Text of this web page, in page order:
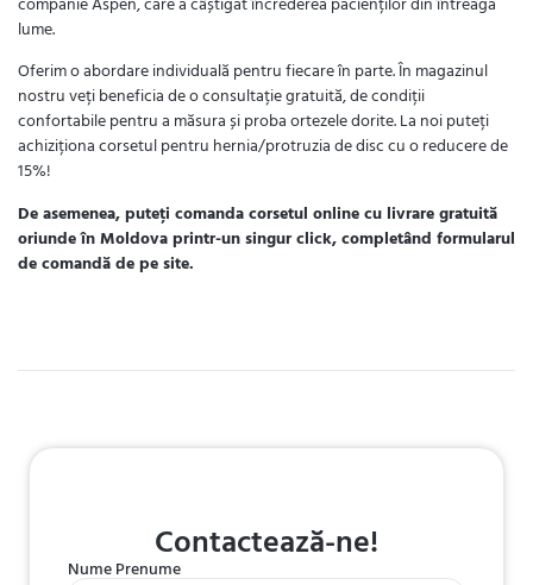
lume.
Oferim o abordare individuală pentru fiecare în parte. În magazinul
nostru veți beneficia de o consultație gratuită, de condiții
confortabile pentru a măsura și proba ortezele dorite. La noi puteți
achiziționa corsetul pentru hernia/protruzia de disc cu o reducere de
15%!
De asemenea, puteți comanda corsetul online cu livrare gratuită
oriunde în Moldova printr-un singur click, completând formularul
de comandă de pe site.
Contactează-ne!
Nume Prenume